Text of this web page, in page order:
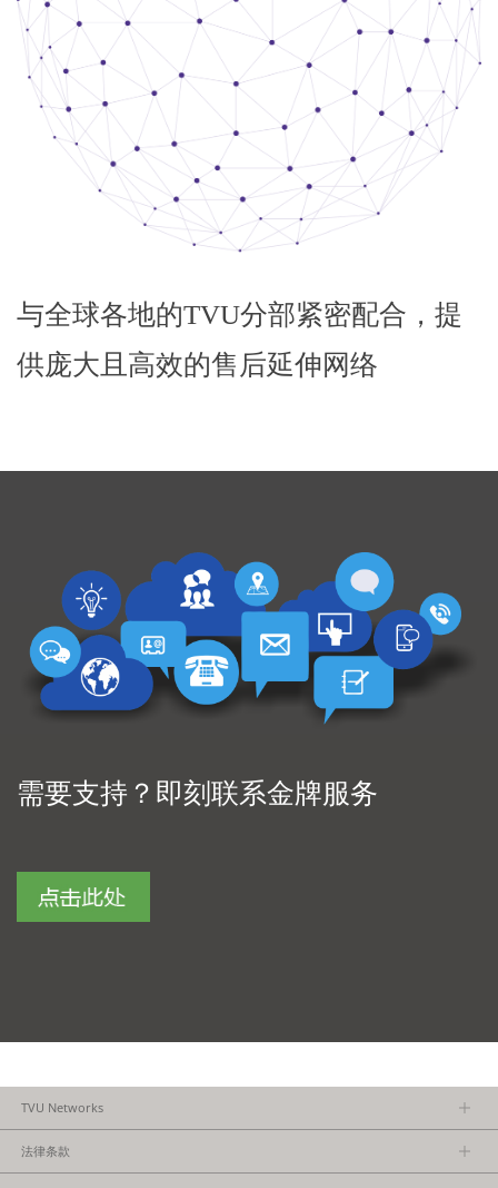
与全球各地的TVU分部紧密配合，提
供庞大且高效的售后延伸网络
需要支持？即刻联系金牌服务
TVU Networks
法律条款